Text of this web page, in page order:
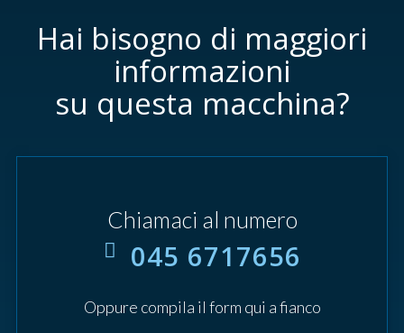
Hai bisogno di maggiori
informazioni
su questa macchina?
Chiamaci al numero
045 6717656
Oppure compila il form qui a fianco